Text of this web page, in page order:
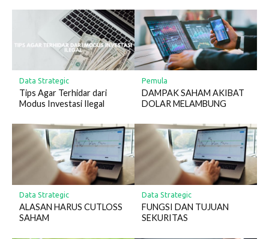
Data Strategic
Tips Agar Terhidar dari
Modus Investasi Ilegal
Pemula
DAMPAK SAHAM AKIBAT
DOLAR MELAMBUNG
Data Strategic
ALASAN HARUS CUTLOSS
SAHAM
Data Strategic
FUNGSI DAN TUJUAN
SEKURITAS